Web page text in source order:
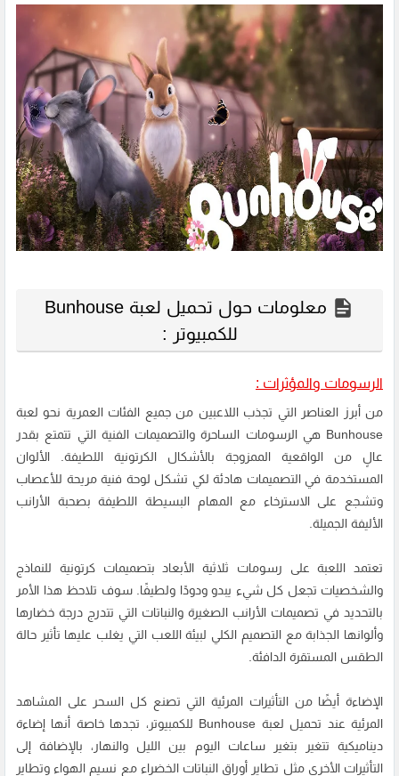
معلومات حول تحميل لعبة Bunhouse
للكمبيوتر :
الرسومات والمؤثرات :
من أبرز العناصر التي تجذب اللاعبين من جميع الفئات العمرية نحو لعبة
Bunhouse هي الرسومات الساحرة والتصميمات الفنية التي تتمتع بقدر
عالٍ من الواقعية الممزوجة بالأشكال الكرتونية اللطيفة. الألوان
المستخدمة في التصميمات هادئة لكي تشكل لوحة فنية مريحة للأعصاب
وتشجع على الاسترخاء مع المهام البسيطة اللطيفة بصحبة الأرانب
الأليفة الجميلة.
تعتمد اللعبة على رسومات ثلاثية الأبعاد بتصميمات كرتونية للنماذج
والشخصيات تجعل كل شيء يبدو ودودًا ولطيفًا. سوف تلاحظ هذا الأمر
بالتحديد في تصميمات الأرانب الصغيرة والنباتات التي تتدرج درجة خضارها
وألوانها الجذابة مع التصميم الكلي لبيئة اللعب التي يغلب عليها تأثير حالة
الطقس المستقرة الدافئة.
الإضاءة أيضًا من التأثيرات المرئية التي تصنع كل السحر على المشاهد
المرئية عند تحميل لعبة Bunhouse للكمبيوتر، تجدها خاصة أنها إضاءة
ديناميكية تتغير بتغير ساعات اليوم بين الليل والنهار، بالإضافة إلى
التأثيرات الأخرى مثل تطاير أوراق النباتات الخضراء مع نسيم الهواء وتطاير